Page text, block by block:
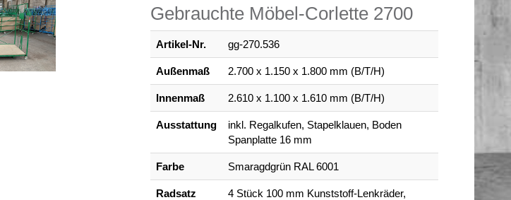
Gebrauchte Möbel-Corlette 2700
Artikel-Nr. gg-270.536
Außenmaß 2.700 x 1.150 x 1.800 mm (B/T/H)
Innenmaß 2.610 x 1.100 x 1.610 mm (B/T/H)
Ausstattung
inkl. Regalkufen, Stapelklauen, Boden
Spanplatte 16 mm
Farbe Smaragdgrün RAL 6001
Radsatz
4 Stück 100 mm Kunststoff-Lenkräder,